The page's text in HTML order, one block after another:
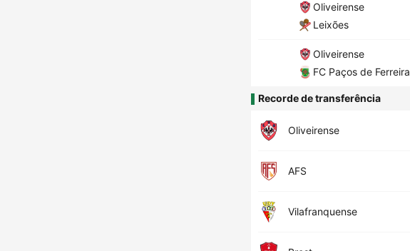
Oliveirense
Leixões
Oliveirense
FC Paços de Ferreira
Recorde de transferência
Oliveirense
AFS
Vilafranquense